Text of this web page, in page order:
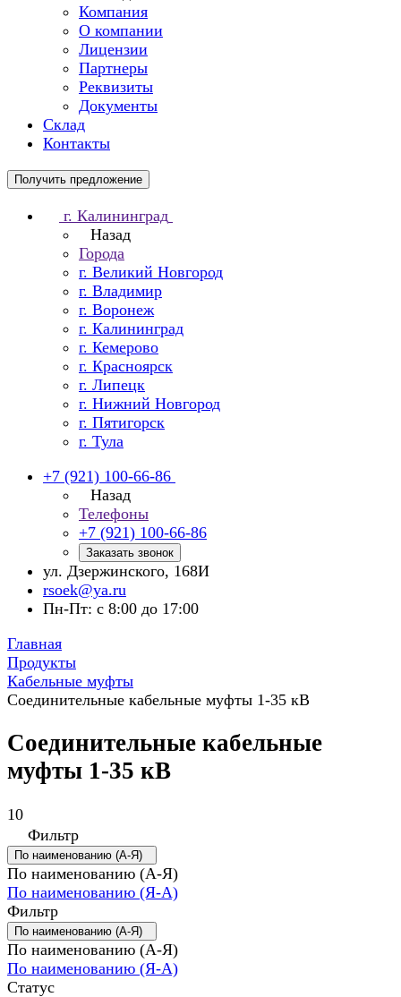
Компания
О компании
Лицензии
Партнеры
Реквизиты
Документы
Склад
Контакты
Получить предложение
г. Калининград
Назад
Города
г. Великий Новгород
г. Владимир
г. Воронеж
г. Калининград
г. Кемерово
г. Красноярск
г. Липецк
г. Нижний Новгород
г. Пятигорск
г. Тула
+7 (921) 100-66-86
Назад
Телефоны
+7 (921) 100-66-86
Заказать звонок
ул. Дзержинского, 168И
rsoek@ya.ru
Пн-Пт: с 8:00 до 17:00
Главная
Продукты
Кабельные муфты
Соединительные кабельные муфты 1-35 кВ
Соединительные кабельные
муфты 1-35 кВ
10
Фильтр
По наименованию (А-Я)
По наименованию (А-Я)
По наименованию (Я-А)
Фильтр
По наименованию (А-Я)
По наименованию (А-Я)
По наименованию (Я-А)
Статус